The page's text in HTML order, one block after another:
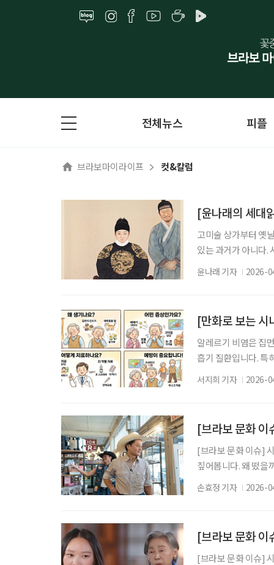
전체뉴스 피플
브라보마이라이프 컷&칼럼
[윤나래의 세대
고미술 상가부터 옛
있는 과거가 아니다.
를 오가는 젊은이
는 물건 앞에서 한
윤나래 기자 2026-
[만화로 보는 시
알레르기 비염은 집
흡기 질환입니다. 특
의 불편을 크게 초
께 맑은 콧물이 계
서지희 기자 2026-
[브라보 문화 이
[브라보 문화 이슈]
짚어봅니다. 왜 떴을
제를 모았다. 넷플
을 드러냈다. 낯선
손효정 기자 2026-
[브라보 문화 이
[브라보 문화 이슈]